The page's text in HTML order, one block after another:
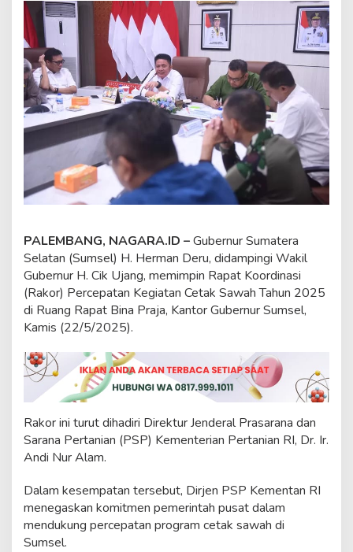
m
e
r
T
e
g
s
k
a
n
m
i
t
m
e
n
s
e
D
u
k
g
e
t
PALEMBANG, NAGARA.ID –Gubernur Sumatera
Selatan (Sumsel) H. Herman Deru, didampingi Wakil
Gubernur H. Cik Ujang, memimpin Rapat Koordinasi
(Rakor) Percepatan Kegiatan Cetak Sawah Tahun 2025
di Ruang Rapat Bina Praja, Kantor Gubernur Sumsel,
Kamis (22/5/2025).
Rakor ini turut dihadiri Direktur Jenderal Prasarana dan
Sarana Pertanian (PSP) Kementerian Pertanian RI, Dr. Ir.
Andi Nur Alam.
Dalam kesempatan tersebut, Dirjen PSP Kementan RI
menegaskan komitmen pemerintah pusat dalam
mendukung percepatan program cetak sawah di
Sumsel.